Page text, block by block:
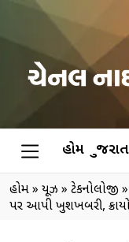
હોમ ગુજરાત
હોમ» ન્યૂઝ » ટેકનોલોજી»
પર આપી ખુશખબરી,